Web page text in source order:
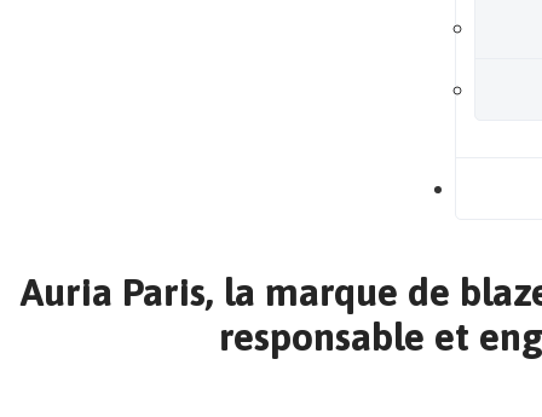
Auria Paris, la marque de
responsable et